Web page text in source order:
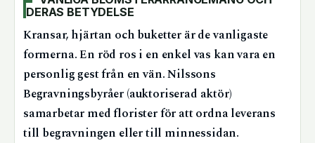
DERAS BETYDELSE
Kransar, hjärtan och buketter är de vanligaste
formerna. En röd ros i en enkel vas kan vara en
personlig gest från en vän. Nilssons
Begravningsbyråer (auktoriserad aktör)
samarbetar med florister för att ordna leverans
till begravningen eller till minnessidan.